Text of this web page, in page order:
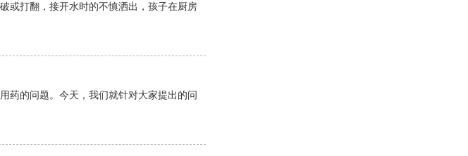
或打翻，接开水时的不慎洒出，孩子在厨房
药的问题。今天，我们就针对大家提出的问